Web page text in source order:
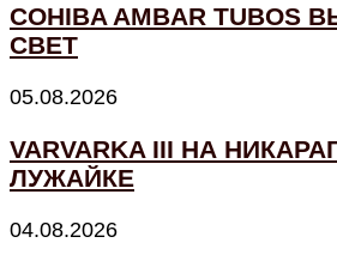
COHIBA AMBAR TUBOS
СВЕТ
05.08.2026
VARVARKA III НА
ЛУЖАЙКЕ
04.08.2026